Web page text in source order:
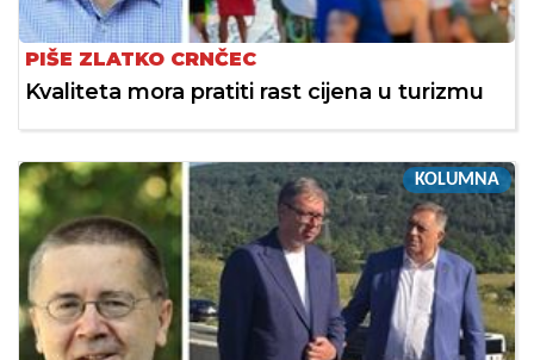
PIŠE ZLATKO CRNČEC
Kvaliteta mora pratiti rast cijena u turizmu
KOLUMNA